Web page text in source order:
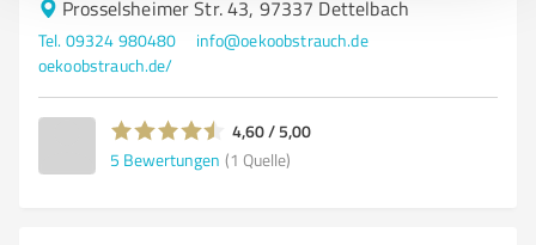
Prosselsheimer Str. 43, 97337 Dettelbach
Tel. 09324 980480
info@oekoobstrauch.de
oekoobstrauch.de/
4,60 / 5,00
5 Bewertungen (1 Quelle)